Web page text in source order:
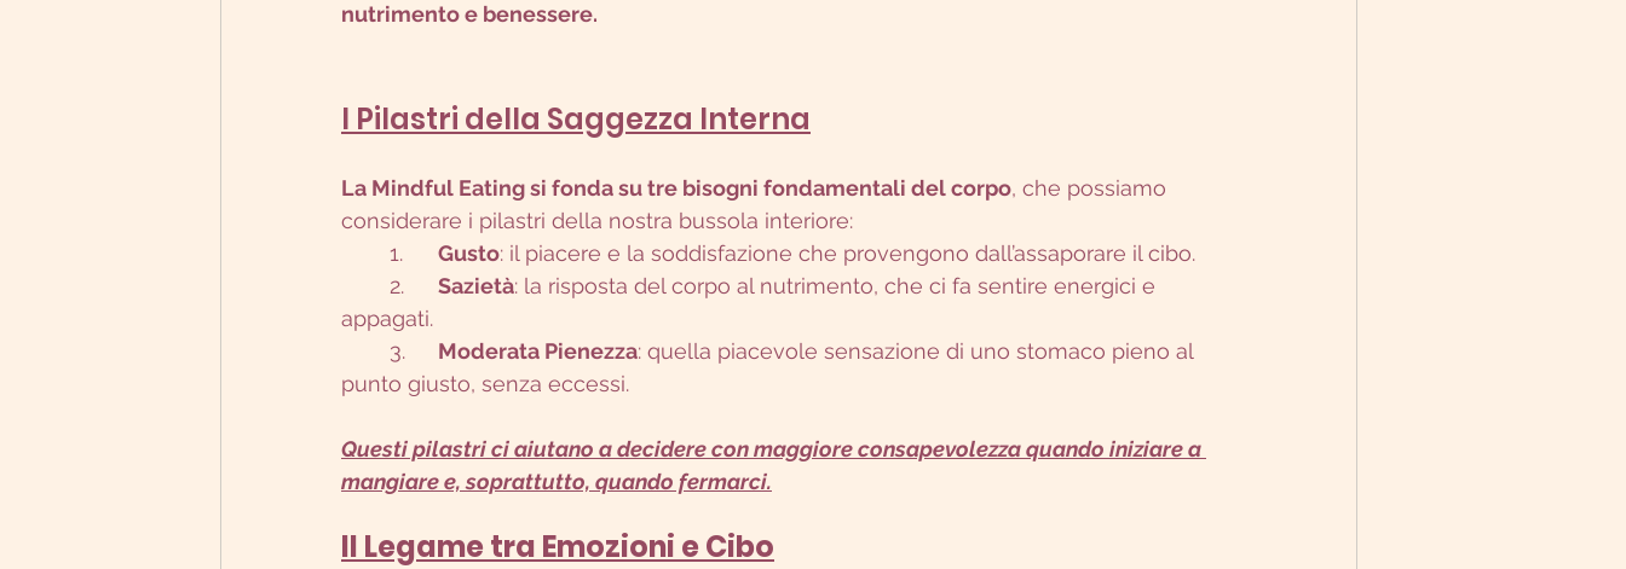
nutrimento e benessere.
I Pilastri della Saggezza Interna
La Mindful Eating si fonda su tre bisogni fondamentali del corpo, che possiamo
considerare i pilastri della nostra bussola interiore:
Gusto: il piacere e la soddisfazione che provengono dall’assaporare il cibo.
Sazietà: la risposta del corpo al nutrimento, che ci fa sentire energici e
appagati.
Moderata Pienezza: quella piacevole sensazione di uno stomaco pieno al
punto giusto, senza eccessi.
Questi pilastri ci aiutano a decidere con maggiore consapevolezza quando iniziare a
mangiare e, soprattutto, quando fermarci.
Il Legame tra Emozioni e Cibo